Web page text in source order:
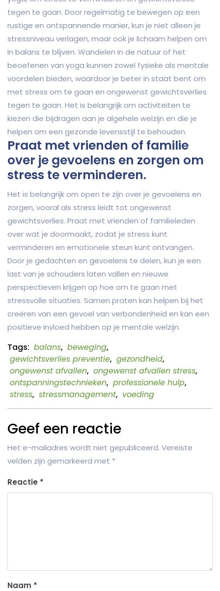
tegen te gaan. Door regelmatig te bewegen op een
rustige en ontspannende manier, kun je niet alleen je
stressniveau verlagen, maar ook je lichaam helpen om
in balans te blijven. Wandelen in de natuur of het
beoefenen van yoga kunnen zowel fysieke als mentale
voordelen bieden, waardoor je beter in staat bent om
met stress om te gaan en ongewenst gewichtsverlies
tegen te gaan. Het is belangrijk om activiteiten te
kiezen die bijdragen aan je algehele welzijn en die je
helpen om een gezonde levensstijl te behouden.
Praat met vrienden of familie
over je gevoelens en zorgen om
stress te verminderen.
Het is belangrijk om open te zijn over je gevoelens en
zorgen, vooral als stress leidt tot ongewenst
gewichtsverlies. Praat met vrienden of familieleden
over wat je doormaakt, zodat je stress kunt
verminderen en emotionele steun kunt ontvangen.
Door je gedachten en gevoelens te delen, kun je een
last van je schouders laten vallen en nieuwe
perspectieven krijgen op hoe om te gaan met
stressvolle situaties. Samen praten kan helpen bij het
creëren van een gevoel van verbondenheid en kan een
positieve invloed hebben op je mentale welzijn.
Tags: balans, beweging,
gewichtsverlies preventie, gezondheid,
ongewenst afvallen, ongewenst afvallen stress,
ontspanningstechnieken, professionele hulp,
stress, stressmanagement, voeding
Geef een reactie
Het e-mailadres wordt niet gepubliceerd. Vereiste
velden zijn gemarkeerd met *
Reactie *
Naam *